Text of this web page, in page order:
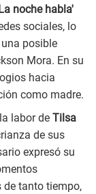
noche habla'
sociales, lo
posible
Mora. En su
hacia
como madre.
labor de Tilsa
de sus
expresó su
de tanto tiempo,